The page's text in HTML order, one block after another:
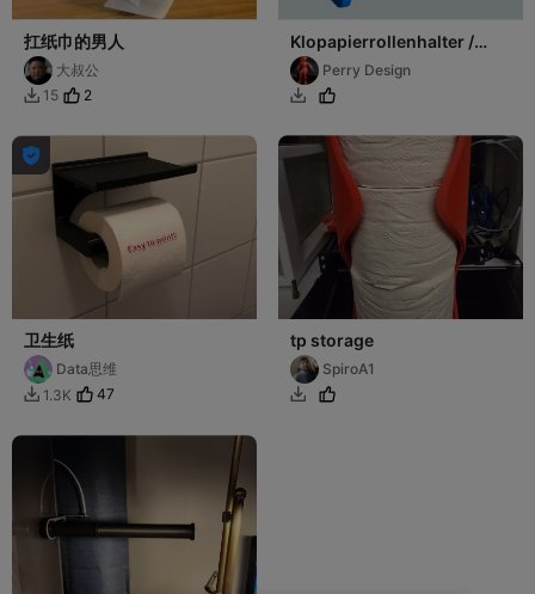
扛纸巾的男人
大叔公
 15 2
Klopapierrollenhalter /
toilet roll holder
Perry Design


卫生纸
Data思维
 1.3K 47
tp storage
SpiroA1
